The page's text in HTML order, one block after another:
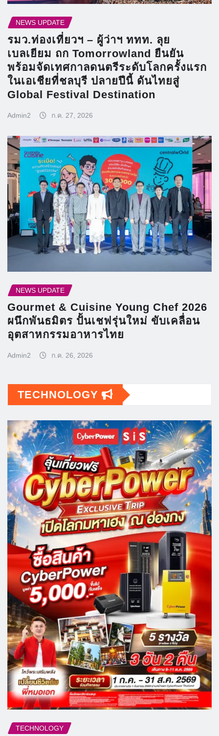
NEWS UPDATE
รมว.ท่องเที่ยวฯ – ผู้ว่าฯ ททท. ลุย
เบลเยียม ถก Tomorrowland ยืนยัน
พร้อมจัดเทศกาลดนตรีระดับโลกครั้งแรก
ในเอเชียที่ชลบุรี ปลายปีนี้ ดันไทยสู่
Global Festival Destination
Admin2 ก.ค. 27, 2026
NEWS UPDATE
Gourmet & Cuisine Young Chef 2026
ผนึกพันธมิตร ปั้นเชฟรุ่นใหม่ ขับเคลื่อน
อุตสาหกรรมอาหารไทย
Admin2 ก.ค. 26, 2026
TECHNOLOGY
TECHNOLOGY